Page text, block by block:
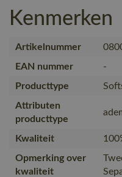
Kenmerken
Artikelnummer
EAN nummer
-
Producttype
Attributen
producttype
Kwaliteit
Opmerking over
kwaliteit